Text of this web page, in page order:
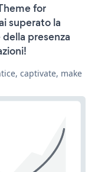
for
superato la
presenza
captivate, make